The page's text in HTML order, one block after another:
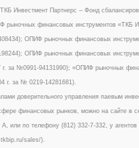
Инвестмент Партнерс – Фонд
финансовых инструментов «ТКБ
ОПИФ рыночных финансовых
ОПИФ рыночных финансовых
за №0991-94131990); «ОПИФ рыночных
г. за № 0219-14281681).
доверительного управления паевым
финансовых рынков, можно на сайте в
или по телефону (812) 332-7-332, у
sales/).